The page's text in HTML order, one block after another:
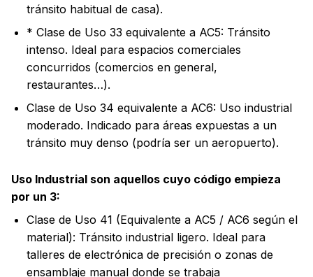
tránsito habitual de casa).
* Clase de Uso 33 equivalente a AC5: Tránsito
intenso. Ideal para espacios comerciales
concurridos (comercios en general,
restaurantes…).
Clase de Uso 34 equivalente a AC6: Uso industrial
moderado. Indicado para áreas expuestas a un
tránsito muy denso (podría ser un aeropuerto).
Uso Industrial son aquellos cuyo código empieza
por un 3:
Clase de Uso 41 (Equivalente a AC5 / AC6 según el
material): Tránsito industrial ligero. Ideal para
talleres de electrónica de precisión o zonas de
ensamblaje manual donde se trabaja